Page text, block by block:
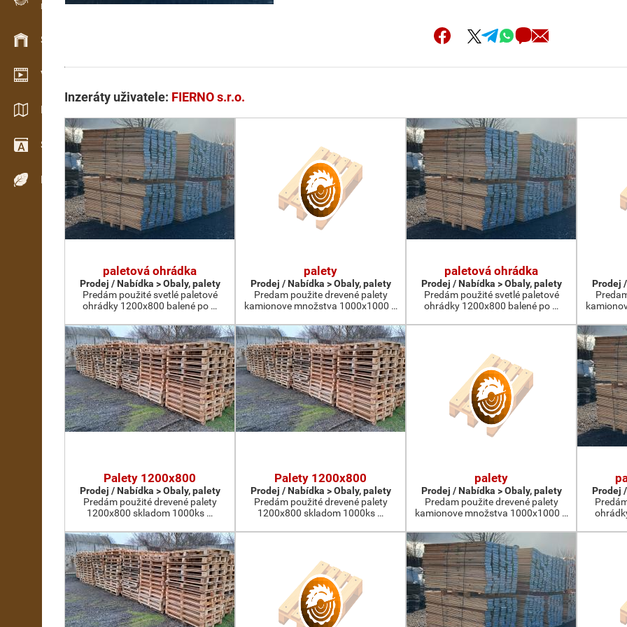
Evidence dřeva v terénu
Skladové hospodářství
Video showroom
Katalogy / Brožury
Slovník
Dřeviny
Inzeráty uživatele: FIERNO s.r.o.
paletová ohrádka
Prodej / Nabídka > Obaly, palety
Predám použité svetlé paletové
ohrádky 1200x800 balené po …
palety
Prodej / Nabídka > Obaly, palety
Predam použite drevené palety
kamionove množstva 1000x1000 …
paletová ohrádka
Prodej / Nabídka > Obaly, palety
Predám použité svetlé paletové
ohrádky 1200x800 balené po …
Prodej
Palety 1200x800
Prodej / Nabídka > Obaly, palety
Predám použité drevené palety
1200x800 skladom 1000ks …
Palety 1200x800
Prodej / Nabídka > Obaly, palety
Predám použité drevené palety
1200x800 skladom 1000ks …
palety
Prodej / Nabídka > Obaly, palety
Predam použite drevené palety
kamionove množstva 1000x1000 …
Prodej